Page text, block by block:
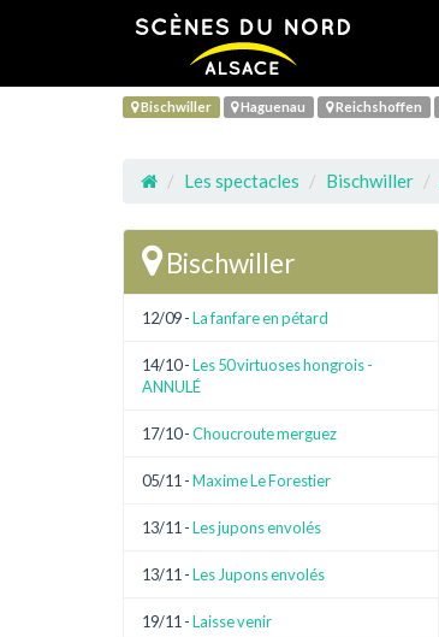
Bischwiller Haguenau Reichshoffen
Les spectacles Bischwiller
Bischwiller
12/09 -La fanfare en pétard
14/10 -Les 50 virtuoses hongrois -
ANNULÉ
17/10 -Choucroute merguez
05/11 -Maxime Le Forestier
13/11 -Les jupons envolés
13/11 -Les Jupons envolés
19/11 -Laisse venir